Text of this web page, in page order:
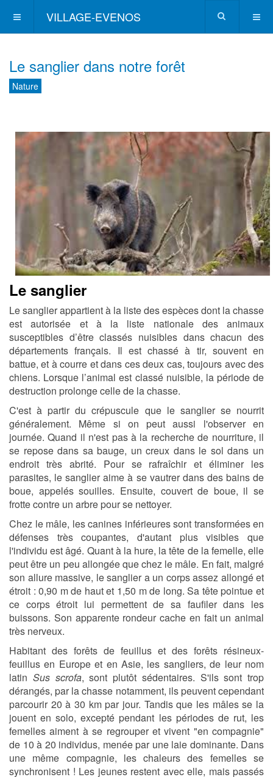
VILLAGE-EVENOS
Le sanglier dans notre forêt
Nature
Le sanglier
Le sanglier appartient à la liste des espèces dont la chasse
est autorisée et à la liste nationale des animaux
susceptibles d’être classés nuisibles dans chacun des
départements français. Il est chassé à tir, souvent en
battue, et à courre et dans ces deux cas, toujours avec des
chiens. Lorsque l’animal est classé nuisible, la période de
destruction prolonge celle de la chasse.
C'est à partir du crépuscule que le sanglier se nourrit
généralement. Même si on peut aussi l'observer en
journée. Quand il n'est pas à la recherche de nourriture, il
se repose dans sa bauge, un creux dans le sol dans un
endroit très abrité. Pour se rafraîchir et éliminer les
parasites, le sanglier aime à se vautrer dans des bains de
boue, appelés souilles. Ensuite, couvert de boue, il se
frotte contre un arbre pour se nettoyer.
Chez le mâle, les canines inférieures sont transformées en
défenses très coupantes, d'autant plus visibles que
l'individu est âgé. Quant à la hure, la tête de la femelle, elle
peut être un peu allongée que chez le mâle. En fait, malgré
son allure massive, le sanglier a un corps assez allongé et
étroit : 0,90 m de haut et 1,50 m de long. Sa tête pointue et
ce corps étroit lui permettent de sa faufiler dans les
buissons. Son apparente rondeur cache en fait un animal
très nerveux.
Habitant des forêts de feuillus et des forêts résineux-
feuillus en Europe et en Asie, les sangliers, de leur nom
latin Sus scrofa, sont plutôt sédentaires. S'ils sont trop
dérangés, par la chasse notamment, ils peuvent cependant
parcourir 20 à 30 km par jour. Tandis que les mâles se la
jouent en solo, excepté pendant les périodes de rut, les
femelles aiment à se regrouper et vivent "en compagnie"
de 10 à 20 individus, menée par une laie dominante. Dans
une même compagnie, les chaleurs des femelles se
synchronisent ! Les jeunes restent avec elle, mais passés